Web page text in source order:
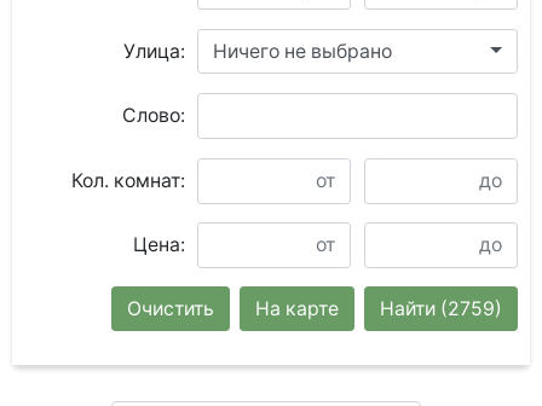
Улица: Ничего не выбрано
Слово:
Кол. комнат:
Цена:
Найти (2759)
На карте
Очистить